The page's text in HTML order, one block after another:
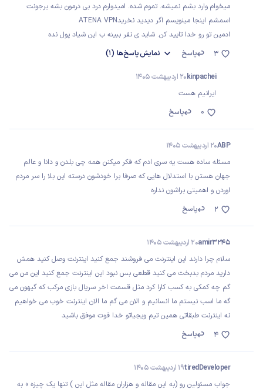
میخوام وارد بشم نمیشه. تموم شده. امیدوارم درد بی درمون بشه برجونت
اسمشم اینجا مینویسم اگر دیدید نخریدATENA VPN
ادمین تو رو خدا تایید کن. شاید ی نفر ببینه ب این شیاد پول نده
پاسخ
نمایشپاسخ‌ها (1) 3
kinpachei20 اردیبهشت 1405
ایرانیم هست
پاسخ
0
ABP20 اردیبهشت 1405
مسئله ساده هست یه سری ادم که فکر میکنن همه چی بلدن و دانا و عالم
جهان هستن با استدلال هایی که صرفا برا خودشون درسته این بلا را سر مردم
اوردن و اهمیتی براشون نداره
پاسخ
2
amir324520 اردیبهشت 1405
سلام چرا دارند این اینترنت می فروشند جمع کنید اینترنت وصل کنید همش
دارید مردم بدبخت می کنید قطعی بس نبود این اینترنت جمع کنید این من می
گم چه کمکی به کسب کارا کرد مثل قسمت اخر سریال بازی مرکب که گیهون می
گه ما اسب نیستم ما انسانیم و الان می گم ما الان اینترنت خوب می خواهیم
نه اینترنت طبقاتی همین تیم ویجیاتو خدا قوت موفق باشید
پاسخ
4
tiredDeveloper19 اردیبهشت 1405
جواب مسئولین رو (به این مقاله و هزاران مقاله مثل این ) تنها یک چیزه » به